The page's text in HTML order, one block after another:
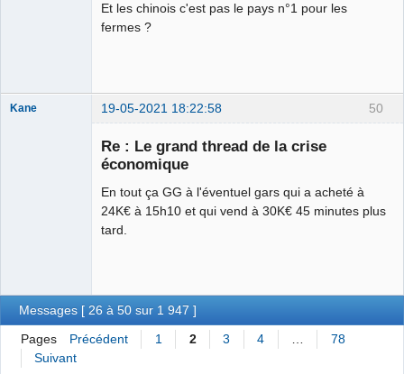
Et les chinois c'est pas le pays n°1 pour les
fermes ?
50
Kane 19-05-2021 18:22:58
Re : Le grand thread de la crise
économique
En tout ça GG à l'éventuel gars qui a acheté à
24K€ à 15h10 et qui vend à 30K€ 45 minutes plus
tard.
Messages [ 26 à 50 sur 1 947 ]
Pages Précédent 1 2 3 4 …
78
Suivant